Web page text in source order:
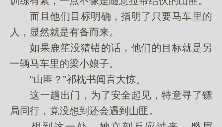
而且他们目标明确，指明了只要马车里的
人，显然就是有备而来。
如果鹿笙没猜错的话，他们的目标就是另
一辆马车里的梁小娘子。
“山匪？”祁枕书闻言大惊。
这一趟出门，为了安全起见，特意寻了镖
局同行，竟没想到还会遇到山匪。